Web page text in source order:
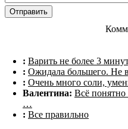
: Варить не более 3
: Ожидала большего. Не
: Очень много соли,
Валентина: Всё
…
: Все правильно